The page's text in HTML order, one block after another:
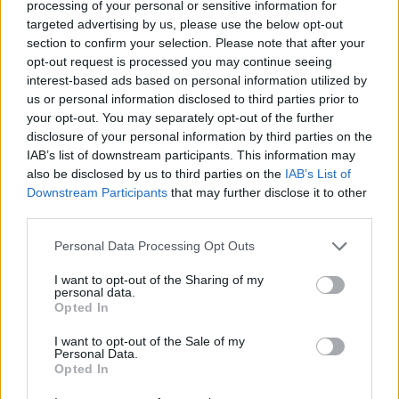
processing of your personal or sensitive information for
targeted advertising by us, please use the below opt-out
section to confirm your selection. Please note that after your
opt-out request is processed you may continue seeing
interest-based ads based on personal information utilized by
us or personal information disclosed to third parties prior to
your opt-out. You may separately opt-out of the further
disclosure of your personal information by third parties on the
IAB’s list of downstream participants. This information may
also be disclosed by us to third parties on the IAB’s List of
Downstream Participants that may further disclose it to other
Personal Data Processing Opt Outs
I want to opt-out of the Sharing of my
personal data.
Opted In
I want to opt-out of the Sale of my
Personal Data.
Opted In
të rëndë humanitare, hyrja
e 72,000 emigrantëve në
dy ditë ndez përplasjet
politike në Spanjë
largohet nga detyra pas
akuzave për plagjiaturë
dhe pasaktësi akademike
Sllovakia përballet me
gradë Celsius
Dy tramvaje përplasen në
kritike